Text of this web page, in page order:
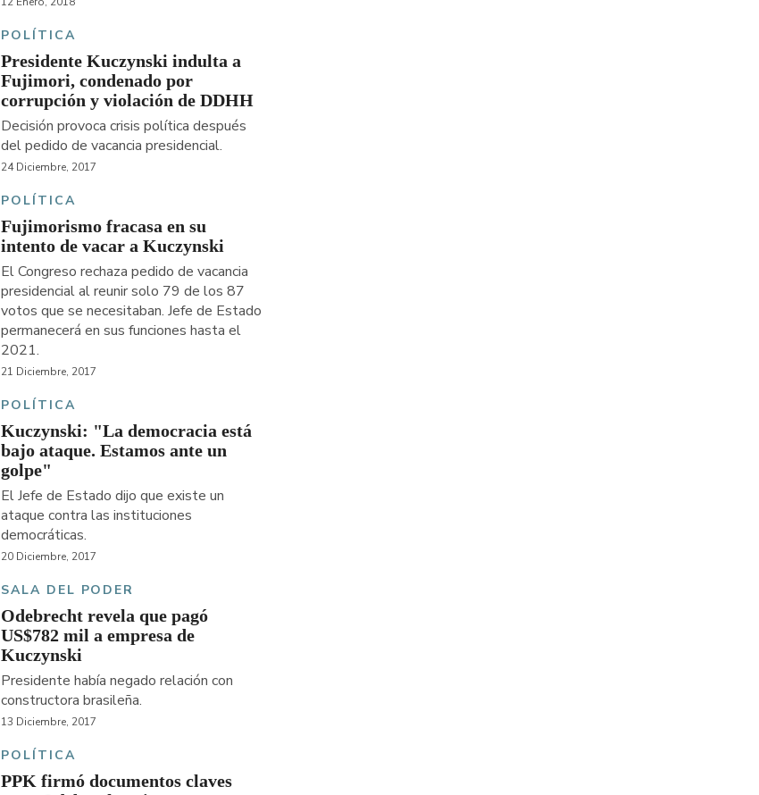
POLÍTICA
Presidente Kuczynski indulta a
Fujimori, condenado por
corrupción y violación de DDHH
Decisión provoca crisis política después
del pedido de vacancia presidencial.
24 Diciembre, 2017
POLÍTICA
Fujimorismo fracasa en su
intento de vacar a Kuczynski
El Congreso rechaza pedido de vacancia
presidencial al reunir solo 79 de los 87
votos que se necesitaban. Jefe de Estado
permanecerá en sus funciones hasta el
2021.
21 Diciembre, 2017
POLÍTICA
Kuczynski: "La democracia está
bajo ataque. Estamos ante un
golpe"
El Jefe de Estado dijo que existe un
ataque contra las instituciones
democráticas.
20 Diciembre, 2017
SALA DEL PODER
Odebrecht revela que pagó
US$782 mil a empresa de
Kuczynski
Presidente había negado relación con
constructora brasileña.
13 Diciembre, 2017
POLÍTICA
PPK firmó documentos claves